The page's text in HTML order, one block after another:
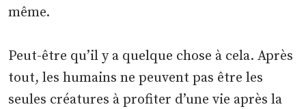
même.
Peut-être qu’il y a quelque chose à cela. Après
tout, les humains ne peuvent pas être les
seules créatures à profiter d’une vie après la